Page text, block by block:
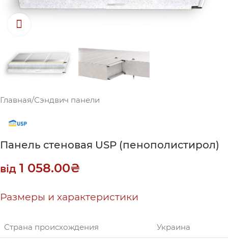
Главная/Сэндвич панели
Панель стеновая USP (пенополистирол)
від 1 058.00₴
Размеры и характеристики
Страна происхождения Украина